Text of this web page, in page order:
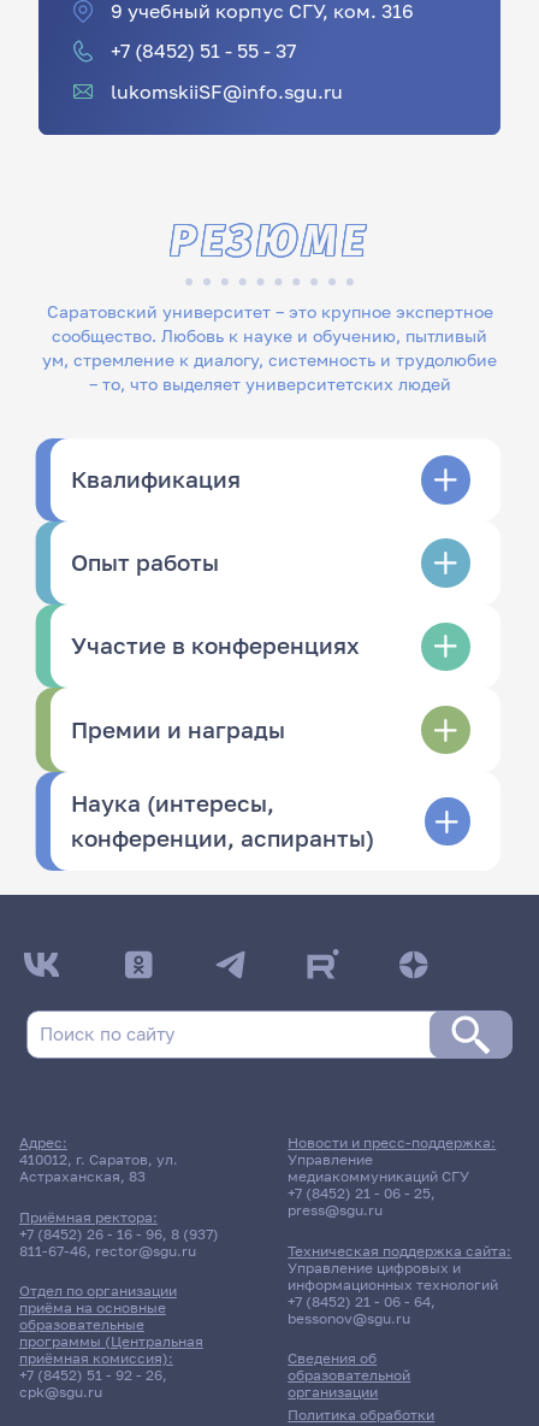
9 учебный корпус СГУ, ком. 316
+7 (8452) 51 - 55 - 37
lukomskiiSF@info.sgu.ru
Саратовский университет – это крупное экспертное
сообщество. Любовь к науке и обучению, пытливый
ум, стремление к диалогу, системность и трудолюбие
– то, что выделяет университетских людей
РЕЗЮМЕ
Квалификация
Опыт работы
Участие в конференциях
Премии и награды
Наука (интересы,
конференции, аспиранты)
Адрес:
410012, г. Саратов, ул.
Астраханская, 83
Приёмная ректора:
+7 (8452) 26 - 16 - 96, 8 (937)
811-67-46, rector@sgu.ru
Отдел по организации
приёма на основные
образовательные
программы (Центральная
приёмная комиссия):
+7 (8452) 51 - 92 - 26,
cpk@sgu.ru
Сведения об
образовательной
организации
Политика обработки
Новости и пресс-поддержка:
Управление
медиакоммуникаций СГУ
+7 (8452) 21 - 06 - 25,
press@sgu.ru
Техническая поддержка сайта:
Управление цифровых и
информационных технологий
+7 (8452) 21 - 06 - 64,
bessonov@sgu.ru